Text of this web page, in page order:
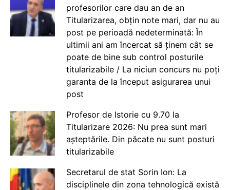
profesorilor care dau an de an
Titularizarea, obțin note mari, dar nu au
post pe perioadă nedeterminată: În
ultimii ani am încercat să ținem cât se
poate de bine sub control posturile
titularizabile / La niciun concurs nu poți
garanta de la început asigurarea unui
post
Profesor de Istorie cu 9.70 la
Titularizare 2026: Nu prea sunt mari
așteptările. Din păcate nu sunt posturi
titularizabile
Secretarul de stat Sorin Ion: La
disciplinele din zona tehnologică există